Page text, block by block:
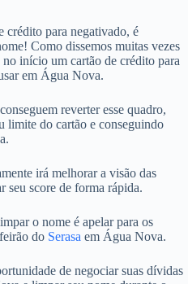
crédito para negativado, é
Como dissemos muitas vezes
início um cartão de crédito para
em Água Nova.
reverter esse quadro,
limite do cartão e conseguindo
irá melhorar a visão das
seu score de forma rápida.
o nome é apelar para os
do Serasa em Água Nova.
de negociar suas dívidas